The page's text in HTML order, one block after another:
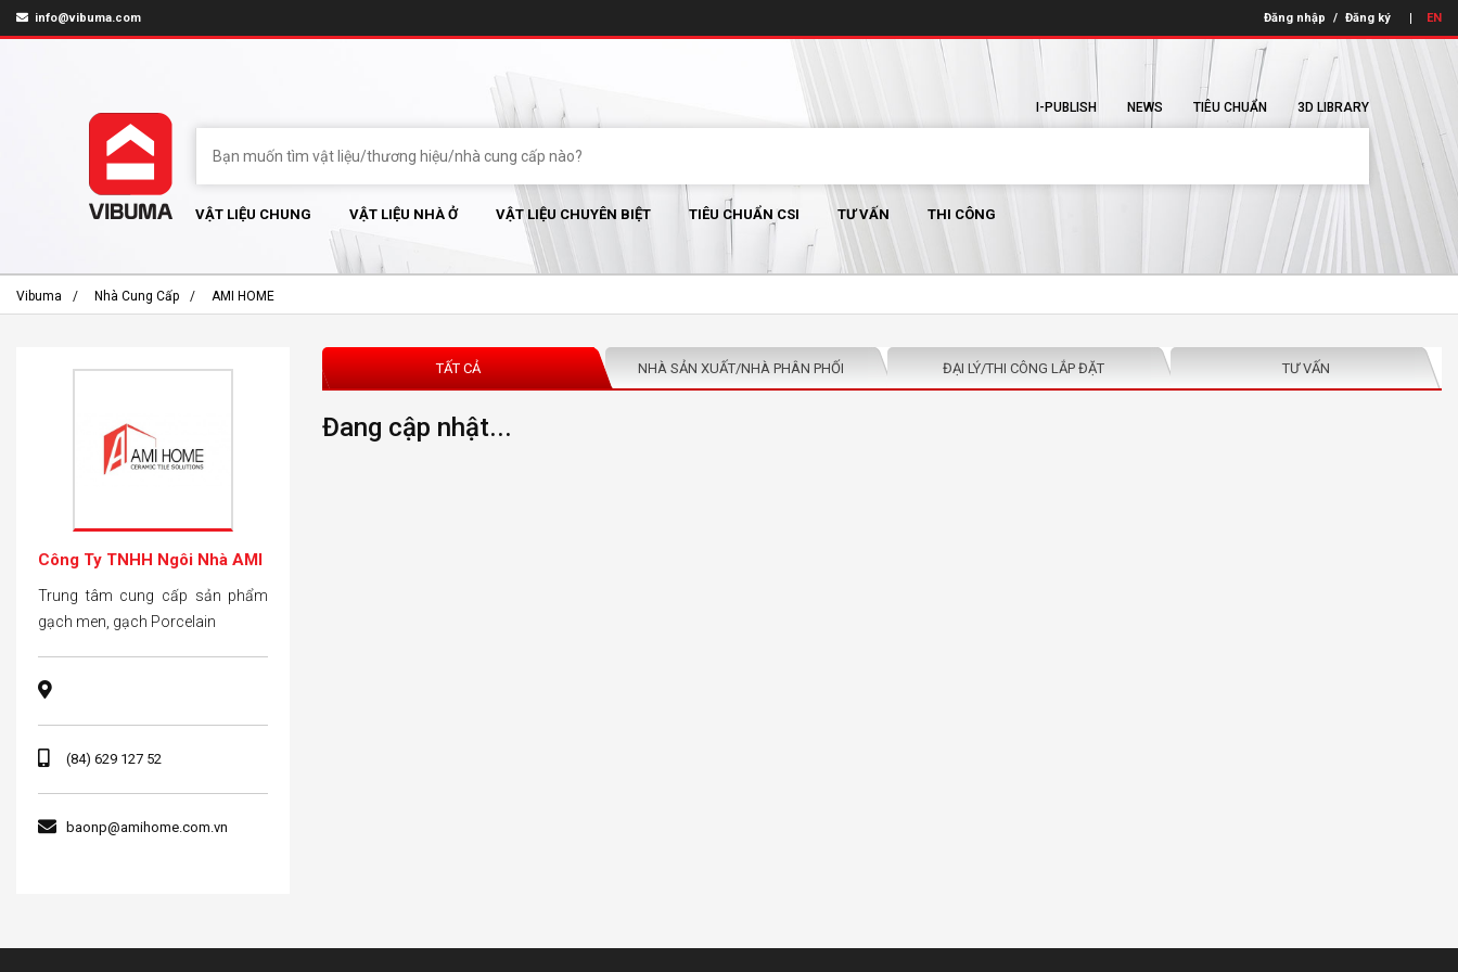
info@vibuma.com Đăng nhập / Đăng ký EN
I-PUBLISH NEWS TIÊU CHUẨN 3D LIBRARY
VẬT LIỆU CHUNG VẬT LIỆU NHÀ Ở VẬT LIỆU CHUYÊN BIỆT TIÊU CHUẨN CSI TƯ VẤN THI CÔNG
Vibuma Nhà Cung Cấp AMI HOME
TẤT CẢ NHÀ SẢN XUẤT/NHÀ PHÂN PHỐI ĐẠI LÝ/THI CÔNG LẮP ĐẶT TƯ VẤN
Đang cập nhật...
Công Ty TNHH Ngôi Nhà AMI
Trung tâm cung cấp sản phẩm
gạch men, gạch Porcelain
(84) 629 127 52
baonp@amihome.com.vn